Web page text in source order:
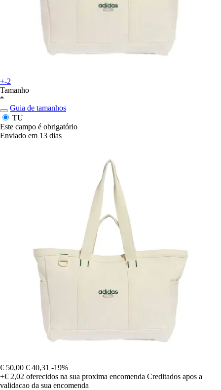
+-2
Tamanho
*
Guia de tamanhos
TU
Este campo é obrigatório
Enviado em 13 dias
€ 50,00 € 40,31 -19%
+€ 2,02 oferecidos na sua proxima encomenda Creditados apos a
validacao da sua encomenda